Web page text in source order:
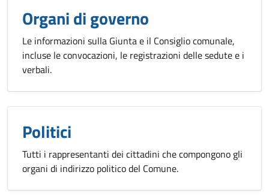
Organi di governo
Le informazioni sulla Giunta e il Consiglio comunale,
incluse le convocazioni, le registrazioni delle sedute e i
verbali.
Politici
Tutti i rappresentanti dei cittadini che compongono gli
organi di indirizzo politico del Comune.